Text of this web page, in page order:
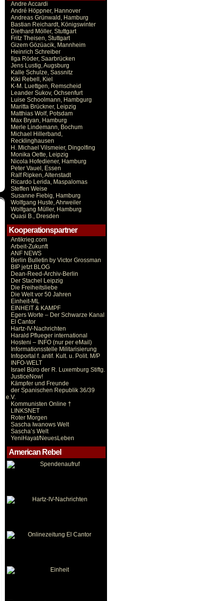
Andre Accardi
André Höppner, Hannover
Andreas Grünwald, Hamburg
Bastian Reichardt, Königswinter
Diethard Möller, Stuttgart
Fritz Theisen, Stuttgart
Gizem Gözüacik, Mannheim
Heinrich Schreiber
Ilga Röder, Saarbrücken
Jens Lustig, Augsburg
Kalle Schulze, Sassnitz
Kiki Rebell, Kiel
K-M. Luettgen, Remscheid
Leander Sukov, Ochsenfurt
Luise Schoolmann, Hambgurg
Maritta Brückner, Leipzig
Matthias Wolf, Potsdam
Max Bryan, Hamburg
Merle Lindemann, Bochum
Michael Hillerband,
Recklinghausen
H. Michael Vilsmeier, Dingolfing
Monika Oette, Leipzig
Nicola Hofediener, Hamburg
Peter Vauel, Essen
Ralf Ripken, Altenstadt
Ricardo Lerida, Maspalomas
Steffen Weise
Susanne Fiebig, Hamburg
Wolfgang Huste, Ahrweiler
Wolfgang Müller, Hamburg
Quasi B., Dresden
Kooperationspartner
Antikrieg.com
Arbeit-Zukunft
ANF NEWS
Berlin Bulletin by Victor Grossman
BIP jetzt BLOG
Dean-Reed-Archiv-Berlin
Der Stachel Leipzig
Die Freiheitsliebe
Die Welt vor 50 Jahren
Einheit-ML
EINHEIT & KAMPF
Egers Worte – Der Schwarze Kanal
El Cantor
Hartz-IV-Nachrichten
Harald Pflueger international
Hosteni – INFO (nur per eMail)
Informationsstelle Militarisierung
Infoportal f. antif. Kult. u. Polit. M/P
INFO-WELT
Israel Büro der R. Luxemburg Stiftg.
JusticeNow!
Kämpfer und Freunde
der Spanischen Republik 36/39
e.V.
Kommunisten Online †
LINKSNET
Roter Morgen
Sascha Iwanows Welt
Sascha’s Welt
YeniHayat/NeuesLeben
American Rebel